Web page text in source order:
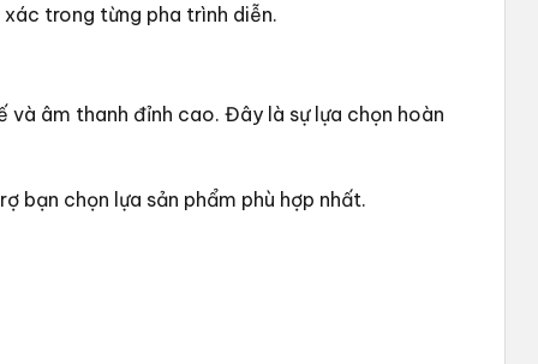
trong từng pha trình diễn.
âm thanh đỉnh cao. Đây là sự lựa chọn hoàn
bạn chọn lựa sản phẩm phù hợp nhất.